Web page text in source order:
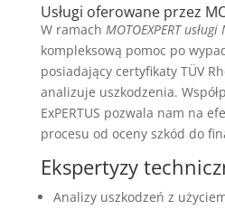
Usługi oferowane przez
W ramach MOTOEXPERT
kompleksową pomoc po
posiadający certyfikaty TÜV
analizuje uszkodzenia.
ExPERTUS pozwala nam na
procesu od oceny szkód do
Ekspertyzy
Analizy uszkodzeń z